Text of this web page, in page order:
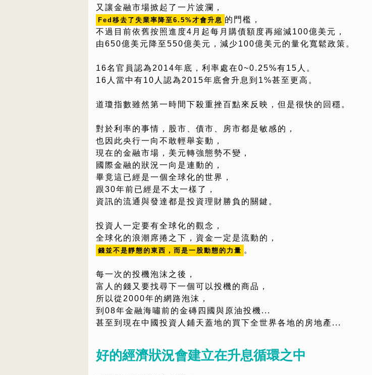
又讓金融市場掀起了一片波瀾，
Fed移去了失業率降至6.5%才會升息 的門檻，
不過目前依舊按照進度4月起每月購債額度再縮減100億美元，
由650億美元降至550億美元，減少100億美元的量化寬鬆政策。
16名官員認為2014年底，利率處在0~0.25%有15人。
16人當中有10人認為2015年底會升息到1%甚至更高。
道瓊指數雖然第一時間下殺重挫百點來反映，但是很快的回穩。
對於利率的事情，股市、債市、房市都是敏感的，
也因此央行一向不敢輕舉妄動，
現在的金融市場，美元轉強態勢不變，
國際金融的狀況一向是連動的，
畢竟這已經是一個全球化的世界，
跟30年前已經是不太一樣了，
資訊的流通與發達都是投資理財勝負的關鍵。
投資人一定要有全球化的觀念，
全球化的浪潮席捲之下，資金一定是流動的，
錢並不是靜態的東西，而是一股動態的力量 。
每一次的投機泡沫之後，
富人的錢又要找尋下一個可以投機的商品，
所以從2000年的網路泡沫，
到08年金融海嘯前的金磚四國與原油投機...
甚至到現在中國投資人鋪天蓋地的買下全世界各地的房地產...
好的經濟狀況會建立在升息循環之中